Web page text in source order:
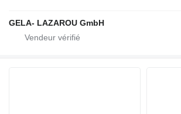
GELA- LAZAROU GmbH